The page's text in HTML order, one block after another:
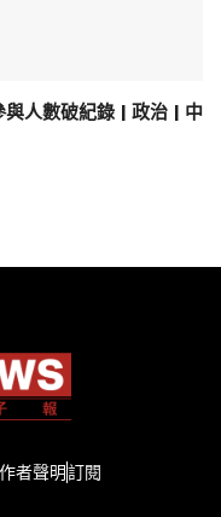
人數破紀錄 | 政治 | 中
作者聲明訂閱